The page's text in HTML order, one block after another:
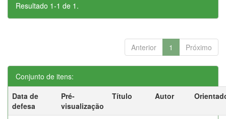
Resultado 1-1 de 1.
Anterior 1 Próximo
Conjunto de itens:
Data de
defesa
Pré-
visualização
Título Autor